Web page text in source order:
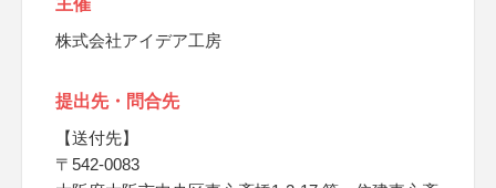
主催
株式会社アイデア工房
提出先・問合先
【送付先】
〒542-0083